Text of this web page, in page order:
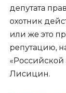
депутата
охотник
или же это
репутацию,
«Российской
Лисицин.